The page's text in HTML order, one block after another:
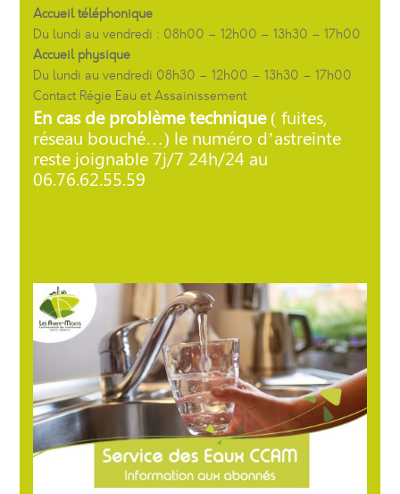
Accueil téléphonique
Du lundi au vendredi : 08h00 – 12h00 – 13h30 – 17h00
Accueil physique
Du lundi au vendredi 08h30 – 12h00 – 13h30 – 17h00
Contact Régie Eau et Assainissement
En cas de problème technique( fuites,
réseau bouché…) le numéro d’astreinte
reste joignable 7j/7 24h/24 au
06.76.62.55.59